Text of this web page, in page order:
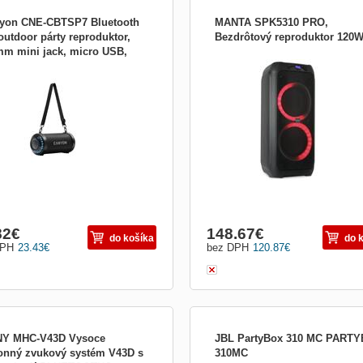
CNE-CBTSP7 Bluetooth
párty reproduktor,
mini jack, micro USB,
priestorový zvuk v kombinácii so
osvetlením vytvoria živú
pre relaxáciu, tréning alebo
priateľov. Reproduktor je
s Windows, iOS a
23.43€
€ do košíka
MANTA SPK5310 PRO,
Bezdrôtový reproduktor 120W
Elegantný prenosný 120W (RMS)
reproduktor Manta Party Audio
SPK5310PRO. Obsahuje dva 8&quot;
cm) stredobasové basové
Vstavaná nabíjateľná batéria a rukoväť
vám umožnia usporiadať skvelú párty,
kdekoľvek chcete. Vďaka vstavanému
modernému modu
120.87€
bez DPH
148.67€ do
MHC-V43D Vysoce
zvukový systém V43D s
JBL PartyBox 310 MC
310MC